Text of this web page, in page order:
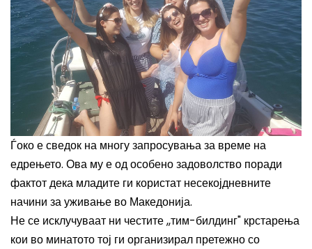
Ѓоко е сведок на многу запросувања за време на
едрењето. Ова му е од особено задоволство поради
фактот дека младите ги користат несекојдневните
начини за уживање во Македонија.
Не се исклучуваат ни честите ,,тим-билдинг" крстарења
кои во минатото тој ги организирал претежно со